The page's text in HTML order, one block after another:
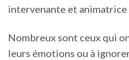
intervenante et animatrice
Nombreux sont ceux qui
leurs émotions ou à